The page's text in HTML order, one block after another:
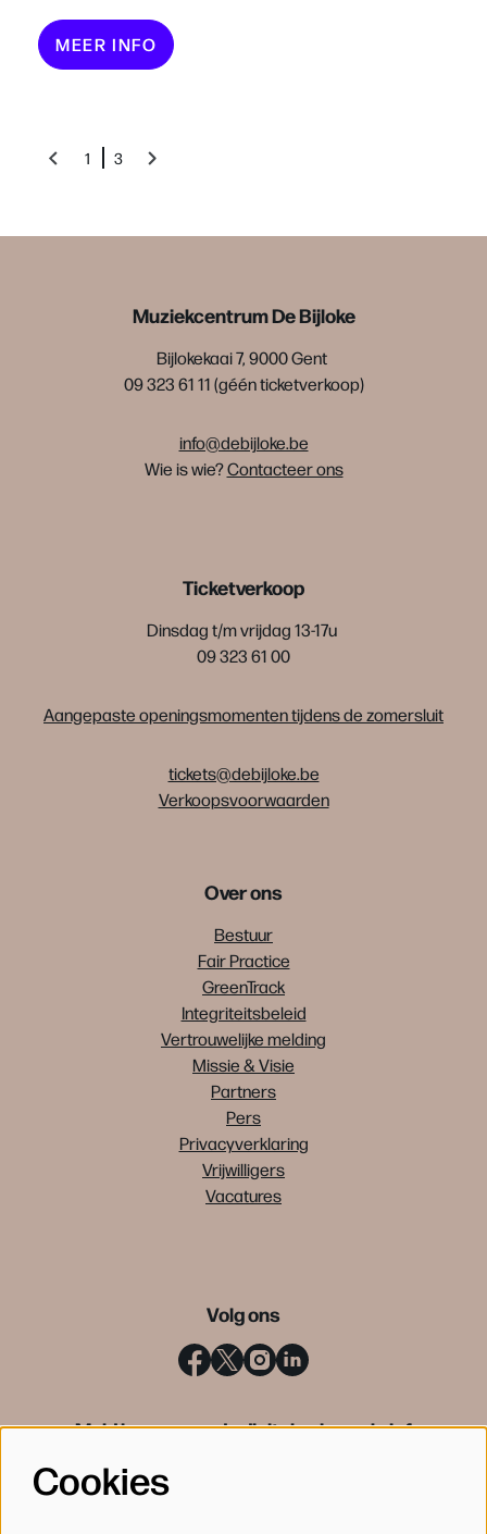
MEER INFO
1 3
Muziekcentrum De Bijloke
Bijlokekaai 7, 9000 Gent
09 323 61 11 (géén ticketverkoop)
info@debijloke.be
Wie is wie?Contacteer ons
Ticketverkoop
Dinsdag t/m vrijdag 13-17u
09 323 61 00
Aangepaste openingsmomenten tijdens de zomersluit
tickets@debijloke.be
Verkoopsvoorwaarden
Over ons
Bestuur
Fair Practice
GreenTrack
Integriteitsbeleid
Vertrouwelijke melding
Missie & Visie
Partners
Pers
Privacyverklaring
Vrijwilligers
Vacatures
Volg ons
Meld je aan voor de digitale nieuwsbrief
Cookies